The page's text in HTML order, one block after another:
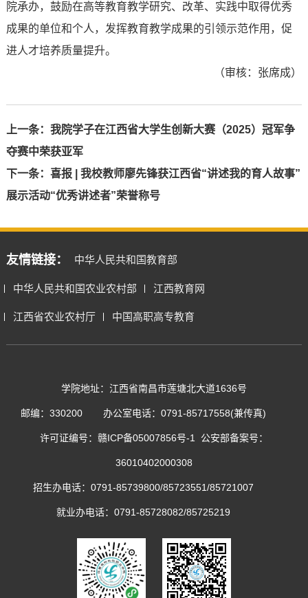
院承办，鼓励在高等教育教学研究、改革、实践中取得优秀
成果的单位和个人，发挥教育教学成果的引领示范作用，促
进人才培养质量提升。
（审核：张席成）
上一条： 我院学子在江西省大学生创新大赛（2025）冠军争
夺赛中荣获亚军
下一条： 喜报 | 我校教师廖先锋获江西省“讲述我的育人故事”
展示活动“优秀讲述者”荣誉称号
友情链接： 中华人民共和国教育部
中华人民共和国农业农村部 江西教育网
江西省农业农村厅 中国高职高专教育
学院地址：江西省南昌市莲塘北大道1636号
邮编：330200 办公室电话：0791-85717558(兼传真)
许可证编号： 赣ICP备05007856号-1 公安部备案号：
36010402000308
招生办电话：0791-85739800/85723551/85721007
就业办电话：0791-85728082/85725219